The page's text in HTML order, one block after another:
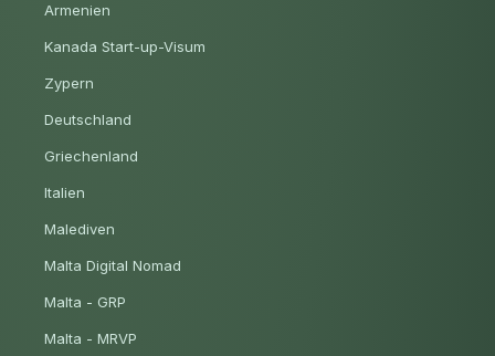
Armenien
Kanada Start-up-Visum
Zypern
Deutschland
Griechenland
Italien
Malediven
Malta Digital Nomad
Malta - GRP
Malta - MRVP